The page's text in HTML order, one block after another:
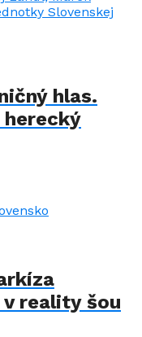
hlas.
herecký
v reality šou